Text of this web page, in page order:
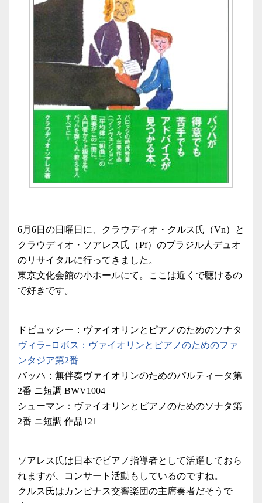
6月6日の日曜日に、クラウディオ・クルス氏（Vn）と
クラウディオ・ソアレス氏（Pf）のブラジル人デュオ
のリサイタルに行ってきました。
東京文化会館の小ホールにて。ここは近くで聴けるの
で好きです。
ドビュッシー：ヴァイオリンとピアノのためのソナタ
ヴィラ=ロボス：ヴァイオリンとピアノのためのファ
ンタジア第2番
バッハ：無伴奏ヴァイオリンのためのパルティータ第
2番 ニ短調 BWV1004
シューマン：ヴァイオリンとピアノのためのソナタ第
2番 ニ短調 作品121
ソアレス氏は日本でピアノ指導者として活躍しておら
れますが、コンサート活動もしているのですね。
クルス氏はカンピナス交響楽団の主席奏者だそうで